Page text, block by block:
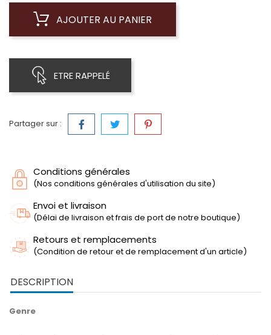
AJOUTER AU PANIER
ETRE RAPPELÉ
Partager sur :
Conditions générales
(Nos conditions générales d'utilisation du site)
Envoi et livraison
(Délai de livraison et frais de port de notre boutique)
Retours et remplacements
(Condition de retour et de remplacement d'un article)
DESCRIPTION
Genre